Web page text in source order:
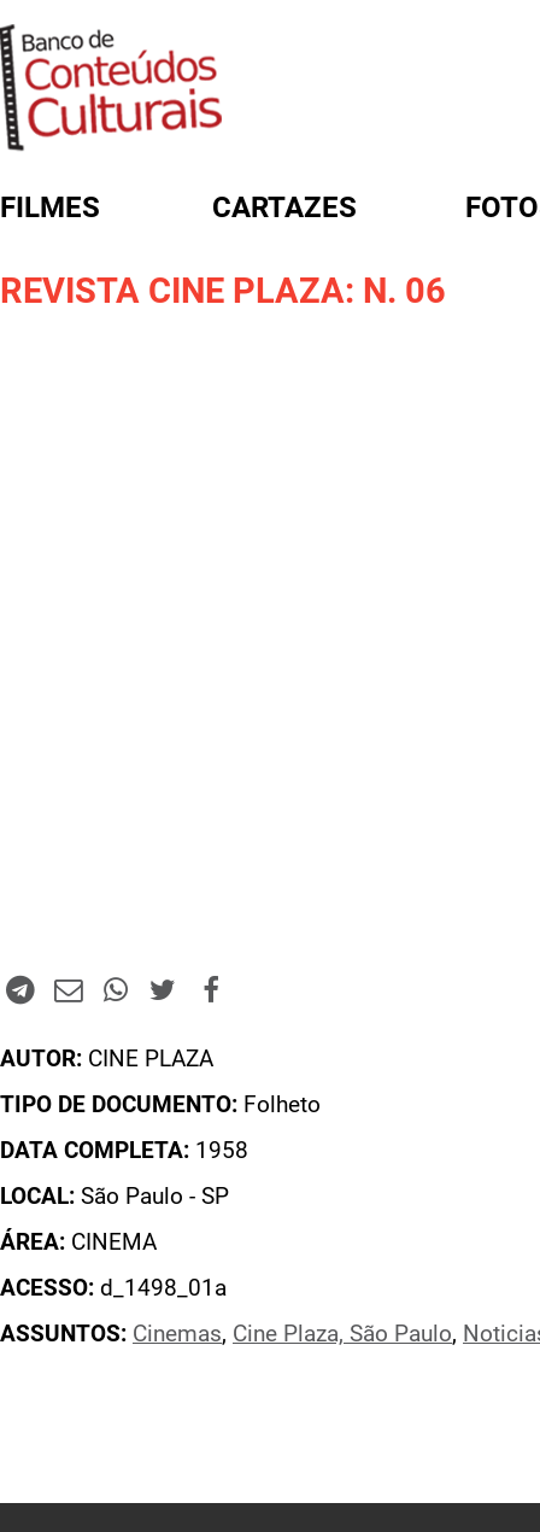
FILMES CARTAZES
REVISTA CINE PLAZA: N. 06
AUTOR: CINE PLAZA
TIPO DE DOCUMENTO: Folheto
DATA COMPLETA: 1958
LOCAL: São Paulo - SP
ÁREA: CINEMA
ACESSO: d_1498_01a
ASSUNTOS: Cinemas, Cine Plaza, São Paulo,
FORMULÁRIO DE BUSCA